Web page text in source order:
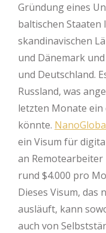
Gründung eines
baltischen Staaten
skandinavischen
und Dänemark
und Deutschland.
Russland, was
letzten Monate
könnte.
ein Visum für
an
rund $4.000 pro
Dieses Visum, das
ausläuft, kann
auch von